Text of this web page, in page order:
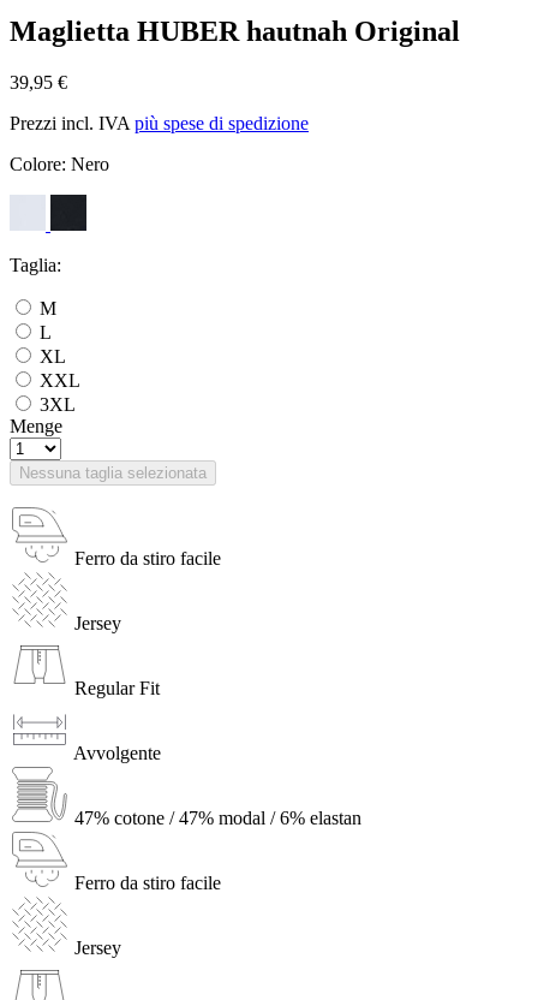
Maglietta HUBER hautnah Original
39,95 €
Prezzi incl. IVA più spese di spedizione
Colore: Nero
Taglia:
M
L
XL
XXL
3XL
Menge
Nessuna taglia selezionata
Ferro da stiro facile
Jersey
Regular Fit
Avvolgente
47% cotone / 47% modal / 6% elastan
Ferro da stiro facile
Jersey